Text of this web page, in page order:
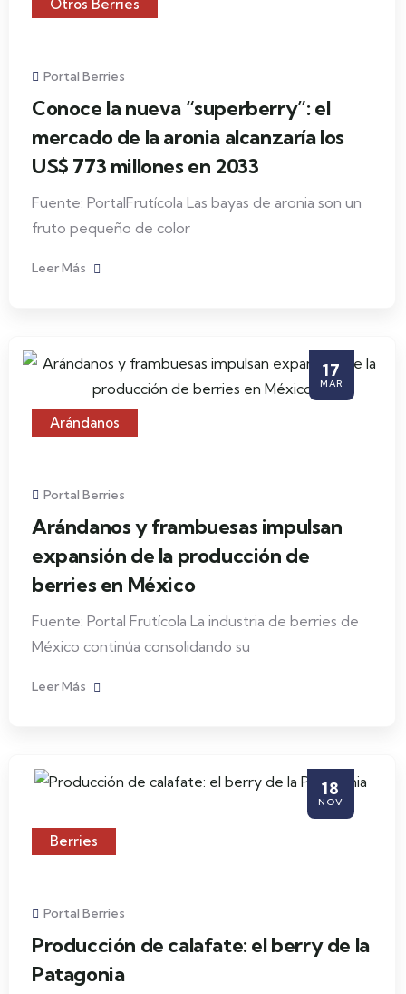
Otros Berries
Portal Berries
Conoce la nueva “superberry”: el
mercado de la aronia alcanzaría los
US$ 773 millones en 2033
Fuente: PortalFrutícola Las bayas de aronia son un
fruto pequeño de color
Leer Más
17
MAR
Arándanos
Portal Berries
Arándanos y frambuesas impulsan
expansión de la producción de
berries en México
Fuente: Portal Frutícola La industria de berries de
México continúa consolidando su
Leer Más
18
NOV
Berries
Portal Berries
Producción de calafate: el berry de la
Patagonia